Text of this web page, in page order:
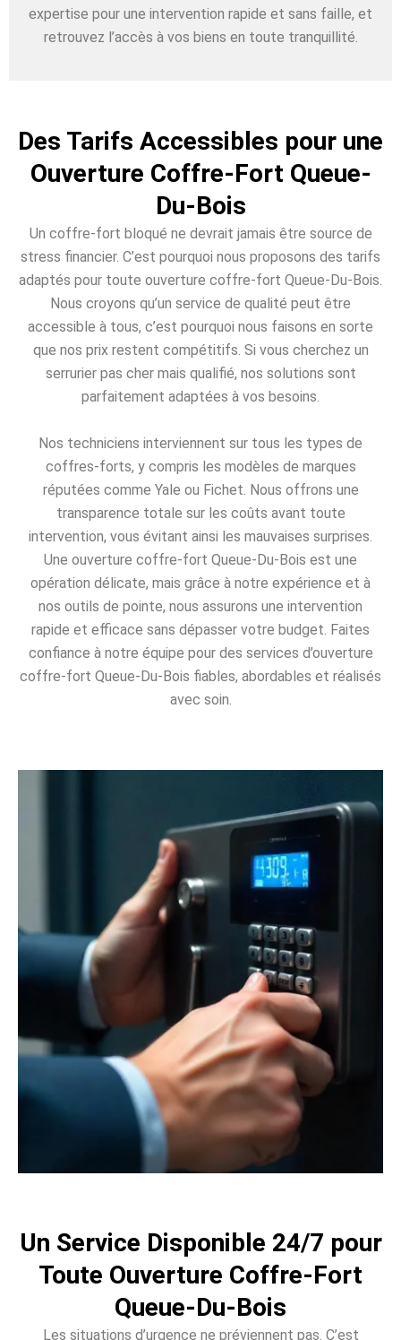
expertise pour une intervention rapide et sans faille, et
retrouvez l’accès à vos biens en toute tranquillité.
Des Tarifs Accessibles pour une
Ouverture Coffre-Fort Queue-
Du-Bois
Un coffre-fort bloqué ne devrait jamais être source de
stress financier. C’est pourquoi nous proposons des tarifs
adaptés pour toute ouverture coffre-fort Queue-Du-Bois.
Nous croyons qu’un service de qualité peut être
accessible à tous, c’est pourquoi nous faisons en sorte
que nos prix restent compétitifs. Si vous cherchez un
serrurier pas cher mais qualifié, nos solutions sont
parfaitement adaptées à vos besoins.
Nos techniciens interviennent sur tous les types de
coffres-forts, y compris les modèles de marques
réputées comme Yale ou Fichet. Nous offrons une
transparence totale sur les coûts avant toute
intervention, vous évitant ainsi les mauvaises surprises.
Une ouverture coffre-fort Queue-Du-Bois est une
opération délicate, mais grâce à notre expérience et à
nos outils de pointe, nous assurons une intervention
rapide et efficace sans dépasser votre budget. Faites
confiance à notre équipe pour des services d’ouverture
coffre-fort Queue-Du-Bois fiables, abordables et réalisés
avec soin.
Un Service Disponible 24/7 pour
Toute Ouverture Coffre-Fort
Queue-Du-Bois
Les situations d’urgence ne préviennent pas. C’est